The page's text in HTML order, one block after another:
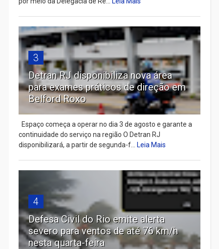
3
Detran RJ disponibiliza nova área
para exames práticos de direção em
Belford Roxo
Espaço começa a operar no dia 3 de agosto e garante a
continuidade do serviço na região O Detran RJ
disponibilizará, a partir de segunda-f... Leia Mais
4
Defesa Civil do Rio emite alerta
severo para ventos de até 76 km/h
nesta quarta-feira